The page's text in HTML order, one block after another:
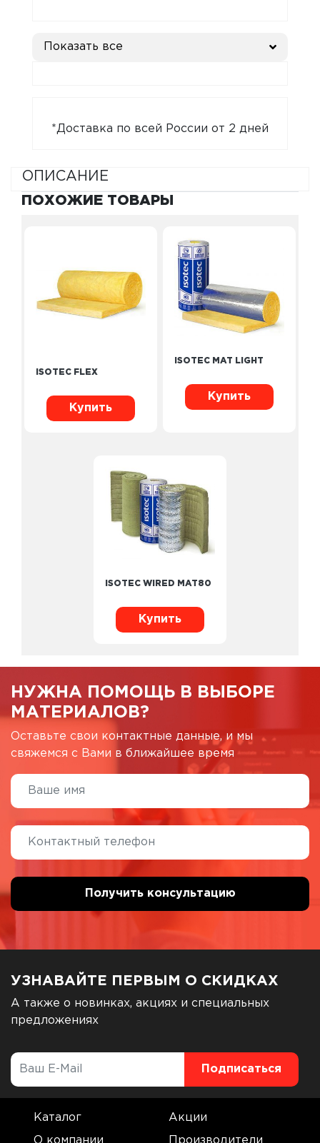
Показать все
*Доставка по всей России от 2 дней
ОПИСАНИЕ
ПОХОЖИЕ ТОВАРЫ
ISOTEC FLEX
Купить
ISOTEC MAT LIGHT
Купить
ISOTEC WIRED MAT80
Купить
НУЖНА ПОМОЩЬ В ВЫБОРЕ
МАТЕРИАЛОВ?
Оставьте свои контактные данные, и мы
свяжемся с Вами в ближайшее время
УЗНАВАЙТЕ ПЕРВЫМ О СКИДКАХ
А также о новинках, акциях и специальных
предложениях
Каталог Акции
О компании Производители